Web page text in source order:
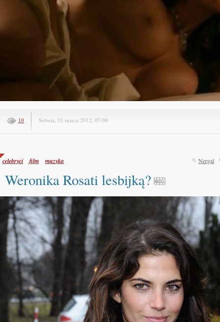
10 Sobota, 31 marca 2012, 07:00
celebryci film muzyka Nergal
Weronika Rosati lesbijką?